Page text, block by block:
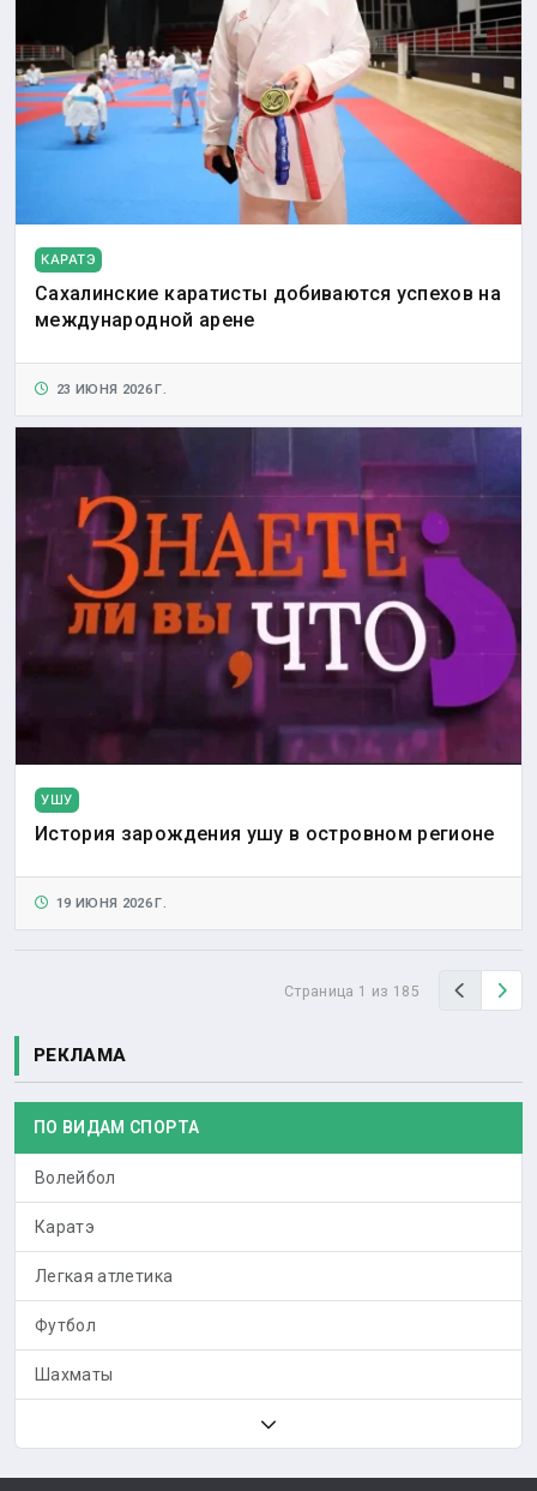
КАРАТЭ
Сахалинские каратисты добиваются успехов на
международной арене
23 ИЮНЯ 2026 Г.
УШУ
История зарождения ушу в островном регионе
19 ИЮНЯ 2026 Г.
Страница 1 из 185 Назад
РЕКЛАМА
ПО ВИДАМ СПОРТА
Волейбол
Каратэ
Легкая атлетика
Футбол
Шахматы